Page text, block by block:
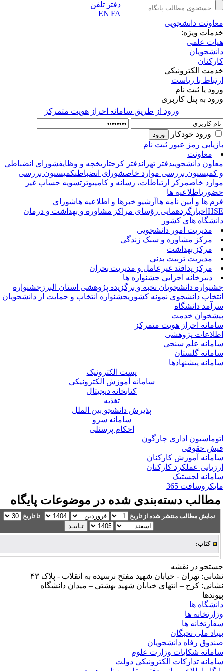
دفتر تلفن
EN FA
دانشجویی
ویژه:
علمی
الکترونیکی
با ریاست
یا ثبت نام
به پنل کاربری
ورود از طريق سامانه احراز هويت متمركز
ورود خودکار
رمز عبور ثبت نام
معاونت
دانشجوییدفتر تهران دفتر کرج تاریخچه و وظایفشورای انضباطی
کمیسیون بررسی موارد خاصشورای انضباطیکمیسیون بررسی
خاصمرکز ارتباطات، رسانه و کامپیوترتسویه حساب غیر
اطلاعیه ها
ها و آیین نامه هاآرشیو خبرها و اطلاعیه هاشورای
اخبارگردهمایی رؤسای مراکز مشاوره و بهداشت و درمان
های کشور
مدیریت امور دانشجویی
مرکز مشاوره و سبک زندگی
مرکز بهداشت
مدیریت تربیت بدنی
مرکز پدافند غیرعامل و مدیریت بحران
دبیرخانه اجرایی جشنواره ها
دانشجویان نخبه و برگزیده پژوهشی استان البرز جشنواره
دانشجوی نمونه کشوریجشنواره انتخاب و حمایت از دانشجویان
دانشگاه
خدمت
احراز هویت متمرکز
پژوهشی
علم سنجی
گلستان
پیشنهادها
پست الکترونیک
سامانه آموزش الکترونیکی
کتابخانه دیجیتال
تغذیه
پذیرش دانشجو بین الملل
سامانه سرو
احکام پرسنلی
اداری چارگون
حقوقی
آموزش کارکنان
عملکرد کارکنان
لجستیک
365
دسته‌بندی شده در موضوعات پایگاه
نمایش مطالب منتشر شده از تاریخ تا تاریخ
کتاب:
در نقشه
تهران - خیابان شهید مفتح نرسیده به انقلاب - پلاک ۴۳
کرج – انتهای خیابان شهید بهشتی – میدان دانشگاه
ها
ها
ها
ملی نخبگان
رفاه دانشجویان
شکایات وزارت علوم
تدارکات الکترونیکی دولت